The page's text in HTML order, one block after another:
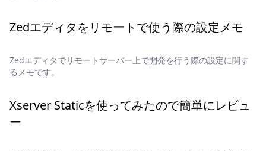
Zedエディタをリモートで使う際の設定メモ
Zedエディタでリモートサーバー上で開発を行う際の設定に関す
るメモです。
Xserver Staticを使ってみたので簡単にレビュ
ー